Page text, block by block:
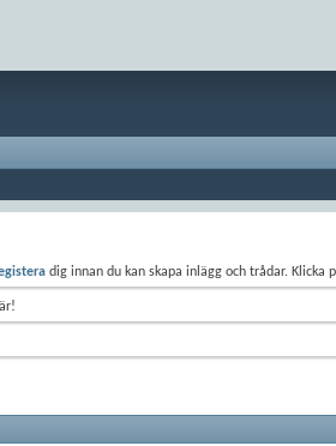
dig innan du kan skapa inlägg och trådar. Klicka